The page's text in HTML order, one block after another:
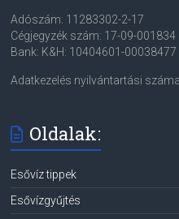
Adószám: 11283302-2-17
Cégjegyzék szám: 17-09-001834
Bank: K&H: 10404601-00038477
Adatkezelés nyilvántartási
Oldalak:
Esővíz tippek
Esővízgyűjtés